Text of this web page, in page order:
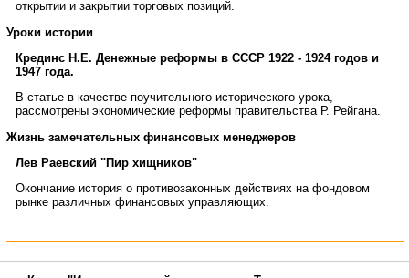
открытии и закрытии торговых позиций.
Уроки истории
Крединс Н.Е. Денежные реформы в СССР 1922 - 1924 годов и
1947 года.
В статье в качестве поучительного исторического урока,
рассмотрены экономические реформы правительства Р. Рейгана.
Жизнь замечательных финансовых менеджеров
Лев Раевский "Пир хищников"
Окончание история о противозаконных действиях на фондовом
рынке различных финансовых управляющих.